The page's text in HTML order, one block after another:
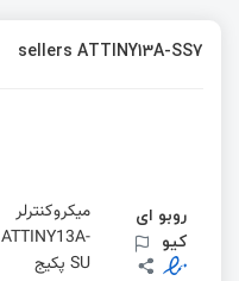
sellers ATTINY13A-SS7
روبو ای
کیو
میکروکنترلر
ATTINY13A-
SU پکیج